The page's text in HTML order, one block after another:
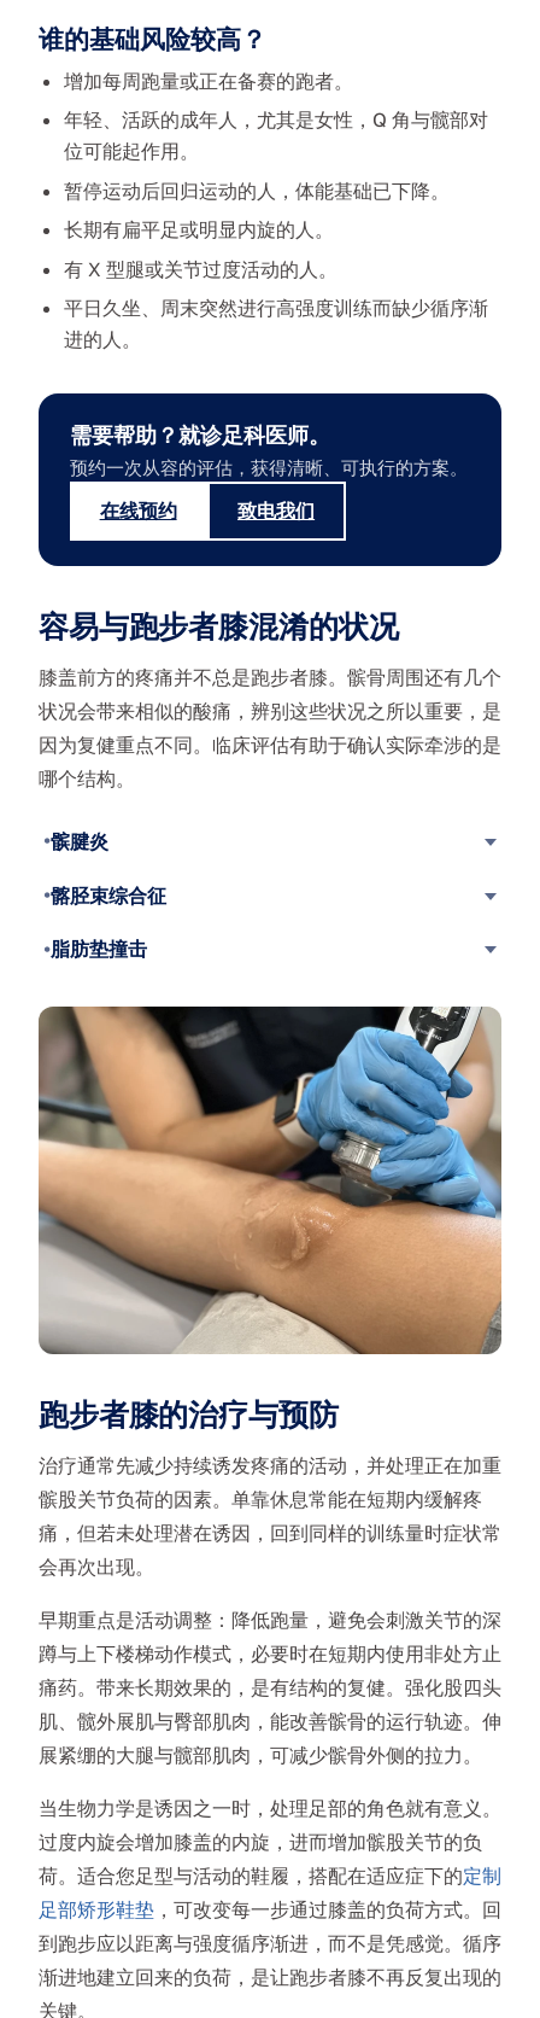
谁的基础风险较高？
增加每周跑量或正在备赛的跑者。
年轻、活跃的成年人，尤其是女性，Q 角与髋部对
位可能起作用。
暂停运动后回归运动的人，体能基础已下降。
长期有扁平足或明显内旋的人。
有 X 型腿或关节过度活动的人。
平日久坐、周末突然进行高强度训练而缺少循序渐
进的人。
需要帮助？就诊足科医师。
预约一次从容的评估，获得清晰、可执行的方案。
在线预约 致电我们
容易与跑步者膝混淆的状况
膝盖前方的疼痛并不总是跑步者膝。髌骨周围还有几个
状况会带来相似的酸痛，辨别这些状况之所以重要，是
因为复健重点不同。临床评估有助于确认实际牵涉的是
哪个结构。
髌腱炎
髂胫束综合征
脂肪垫撞击
跑步者膝的治疗与预防
治疗通常先减少持续诱发疼痛的活动，并处理正在加重
髌股关节负荷的因素。单靠休息常能在短期内缓解疼
痛，但若未处理潜在诱因，回到同样的训练量时症状常
会再次出现。
早期重点是活动调整：降低跑量，避免会刺激关节的深
蹲与上下楼梯动作模式，必要时在短期内使用非处方止
痛药。带来长期效果的，是有结构的复健。强化股四头
肌、髋外展肌与臀部肌肉，能改善髌骨的运行轨迹。伸
展紧绷的大腿与髋部肌肉，可减少髌骨外侧的拉力。
当生物力学是诱因之一时，处理足部的角色就有意义。
过度内旋会增加膝盖的内旋，进而增加髌股关节的负
荷。适合您足型与活动的鞋履，搭配在适应症下的定制
足部矫形鞋垫 ，可改变每一步通过膝盖的负荷方式。回
到跑步应以距离与强度循序渐进，而不是凭感觉。循序
渐进地建立回来的负荷，是让跑步者膝不再反复出现的
关键。